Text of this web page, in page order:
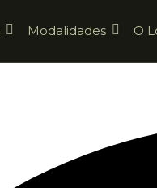
Modalidades O